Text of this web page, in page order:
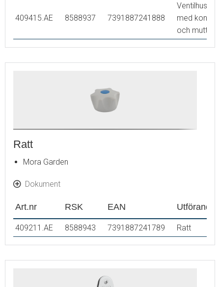
409415.AE 8588937 7391887241888
Ventilhus
med kona
och mutter
Ratt
Mora Garden
Dokument
Art.nr RSK EAN Utförande
409211.AE 8588943 7391887241789 Ratt